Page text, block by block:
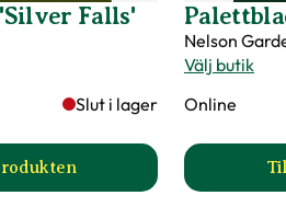
Falls'
Slut i lager
till Njurvinda 'Silver Falls'
Nelson
Välj butik
Online